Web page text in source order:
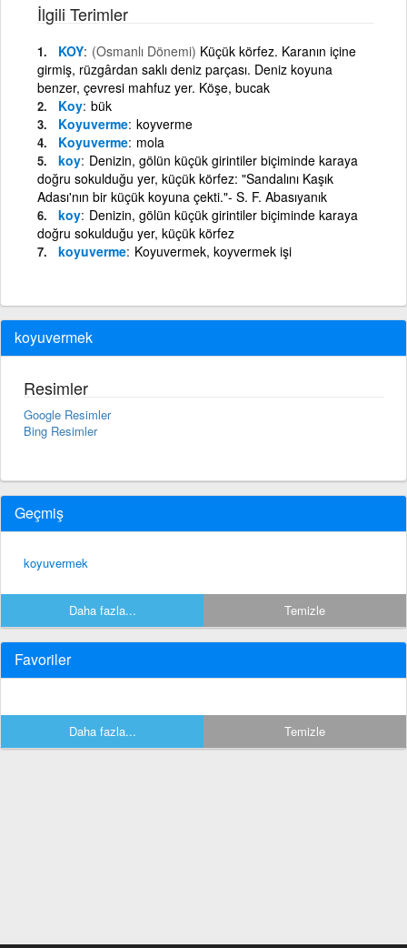
İlgili Terimler
KOY (Osmanlı Dönemi) Küçük körfez. Karanın içine
girmiş, rüzgârdan saklı deniz parçası. Deniz koyuna
benzer, çevresi mahfuz yer. Köşe, bucak
Koy bük
Koyuverme koyverme
Koyuverme mola
koy Denizin, gölün küçük girintiler biçiminde karaya
doğru sokulduğu yer, küçük körfez: "Sandalını Kaşık
Adası'nın bir küçük koyuna çekti."- S. F. Abasıyanık
koy Denizin, gölün küçük girintiler biçiminde karaya
doğru sokulduğu yer, küçük körfez
koyuverme Koyuvermek, koyvermek işi
koyuvermek
Resimler
Google Resimler
Bing Resimler
Geçmiş
koyuvermek
Daha fazla... Temizle
Favoriler
Daha fazla... Temizle